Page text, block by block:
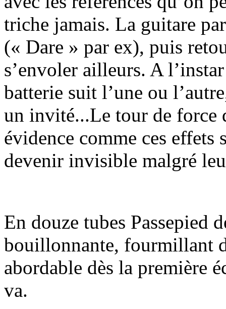
triche jamais. La guitare
(« Dare » par ex), puis
s’envoler ailleurs. A
batterie suit l’une ou
un invité...Le tour de force
évidence comme ces
devenir invisible malgré
En douze tubes Passepied
bouillonnante, fourmillant
abordable dès la première
va.